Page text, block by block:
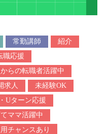
常勤講師
紹介
職応援
らの転職者活躍中
求人
未経験OK
Uターン応援
ママ活躍中
チャンスあり